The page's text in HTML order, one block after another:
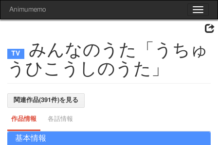
Toggle
Animumemo
みんなのうた「うちゅ
うひこうしのうた」
関連作品(391件)を見る
作品情報 各話情報
基本情報